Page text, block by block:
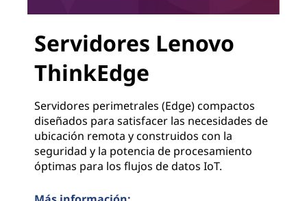
Servidores Lenovo
ThinkEdge
Servidores perimetrales (Edge) compactos
diseñados para satisfacer las necesidades de
ubicación remota y construidos con la
seguridad y la potencia de procesamiento
óptimas para los flujos de datos IoT.